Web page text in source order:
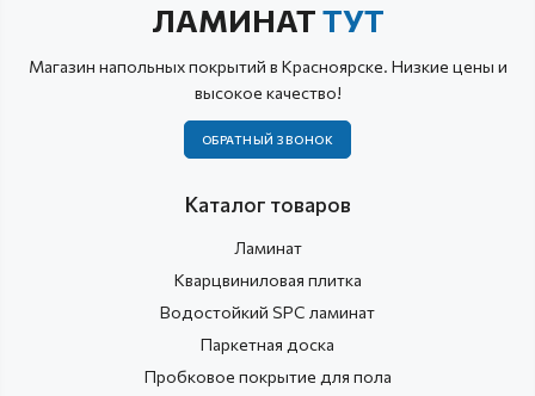
ЛАМИНАТТУТ
Магазин напольных покрытий в Красноярске. Низкие цены и
высокое качество!
ОБРАТНЫЙ ЗВОНОК
Каталог товаров
Ламинат
Кварцвиниловая плитка
Водостойкий SPC ламинат
Паркетная доска
Пробковое покрытие для пола